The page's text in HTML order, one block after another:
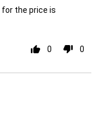
for the price is
0 0